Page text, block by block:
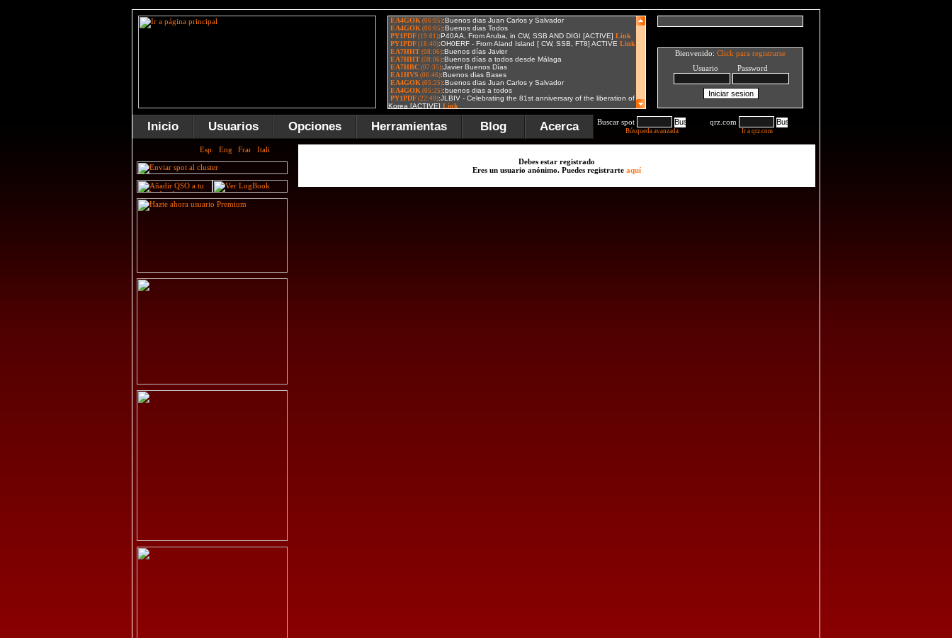
Bienvenido: Click para registrarse
Usuario Password
Inicio Usuarios Opciones Herramientas Blog Acerca Buscar spot
Búsqueda avanzada
qrz.com
Ir a qrz.com
Debes estar registrado
Eres un usuario anónimo. Puedes registrarte aquí